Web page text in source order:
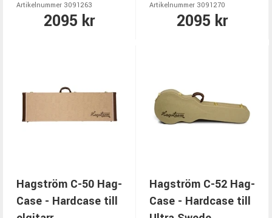
Artikelnummer 3091263
2095 kr
Artikelnummer 3091270
2095 kr
Hagström C-50 Hag-
Case - Hardcase till
Hagström C-52 Hag-
Case - Hardcase till